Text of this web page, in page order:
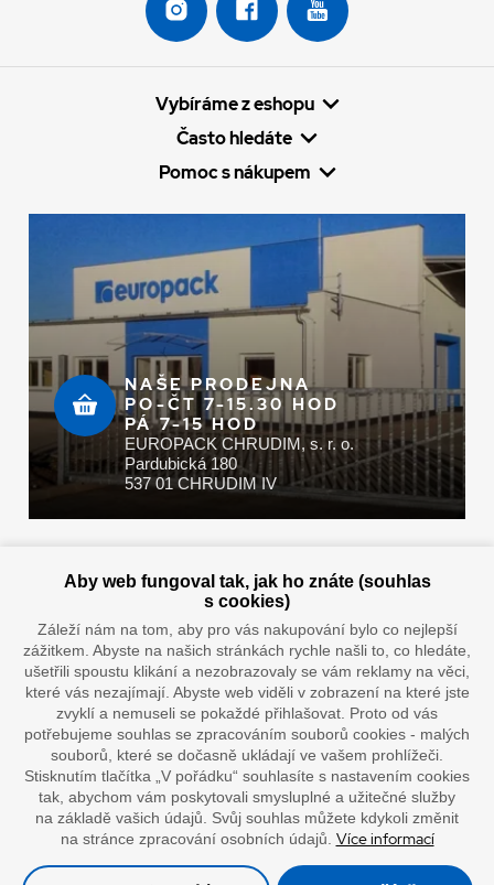
Vybíráme z eshopu
Často hledáte
Pomoc s nákupem
NAŠE PRODEJNA
PO-ČT 7-15.30 HOD
PÁ 7-15 HOD
EUROPACK CHRUDIM, s. r. o.
Pardubická 180
537 01 CHRUDIM IV
Doprava vaším oblíbeným dopravcem
”Lepíme s jistotou”
Aby web fungoval tak, jak ho znáte (souhlas
s cookies)
Záleží nám na tom, aby pro vás nakupování bylo co nejlepší
zážitkem. Abyste na našich stránkách rychle našli to, co hledáte,
ušetřili spoustu klikání a nezobrazovaly se vám reklamy na věci,
které vás nezajímají. Abyste web viděli v zobrazení na které jste
zvyklí a nemuseli se pokaždé přihlašovat. Proto od vás
potřebujeme souhlas se zpracováním souborů cookies - malých
souborů, které se dočasně ukládají ve vašem prohlížeči.
Stisknutím tlačítka „V pořádku“ souhlasíte s nastavením cookies
tak, abychom vám poskytovali smysluplné a užitečné služby
na základě vašich údajů. Svůj souhlas můžete kdykoli změnit
na stránce zpracování osobních údajů. Více informací